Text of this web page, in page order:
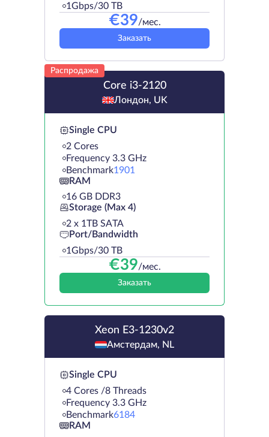
1Gbps/30 TB
€39/мес.
Заказать
Распродажа
Core i3-2120
Лондон, UK
Single CPU
2 Cores
Frequency 3.3 GHz
Benchmark1901
RAM
16 GB DDR3
Storage (Max 4)
2 х 1TB SATA
Port/Bandwidth
1Gbps/30 TB
€39/мес.
Заказать
Xeon E3-1230v2
Амстердам, NL
Single CPU
4 Cores /8 Threads
Frequency 3.3 GHz
Benchmark6184
RAM